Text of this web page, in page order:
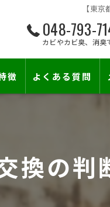
【東
048-793-
カビやカビ臭、消臭
徴
ビ
よくある質問
換の